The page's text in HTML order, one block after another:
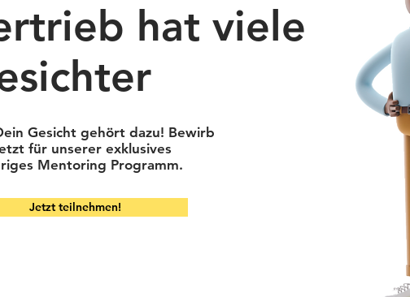
hat viele
Gesicht gehört dazu! Bewirb
für unserer exklusives
Mentoring Programm.
Jetzt teilnehmen!